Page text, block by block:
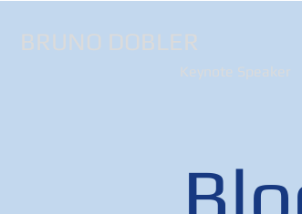
BRUNO DOBLER
Keynote Speaker